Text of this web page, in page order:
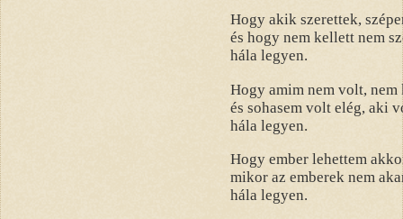
Hogy akik szerettek,
és hogy nem kellett nem
hála legyen.
Hogy amim nem volt, nem
és sohasem volt elég, aki
hála legyen.
Hogy ember lehettem
mikor az emberek nem
hála legyen.